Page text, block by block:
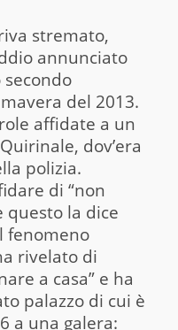
stremato,
annunciato
del 2013.
affidate a un
dov’era
polizia.
di “non
questo la dice
fenomeno
rivelato di
a casa” e ha
palazzo di cui è
a una galera: